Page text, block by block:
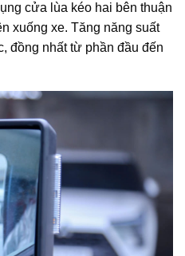
cửa lùa kéo hai bên thuận
xuống xe. Tăng năng suất
đồng nhất từ phần đầu đến